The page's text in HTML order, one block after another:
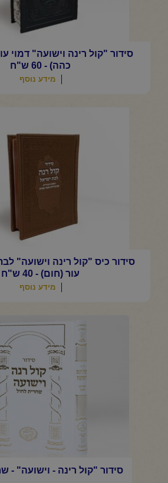
סידור "קול רינה וישועה" דמוי
כהה) - 60 ש"ח
מידע נוסף
סידור כיס "קול רינה וישועה"
עור (חום) - 40 ש"ח
מידע נוסף
סידור "קול רינה - וישועה" -